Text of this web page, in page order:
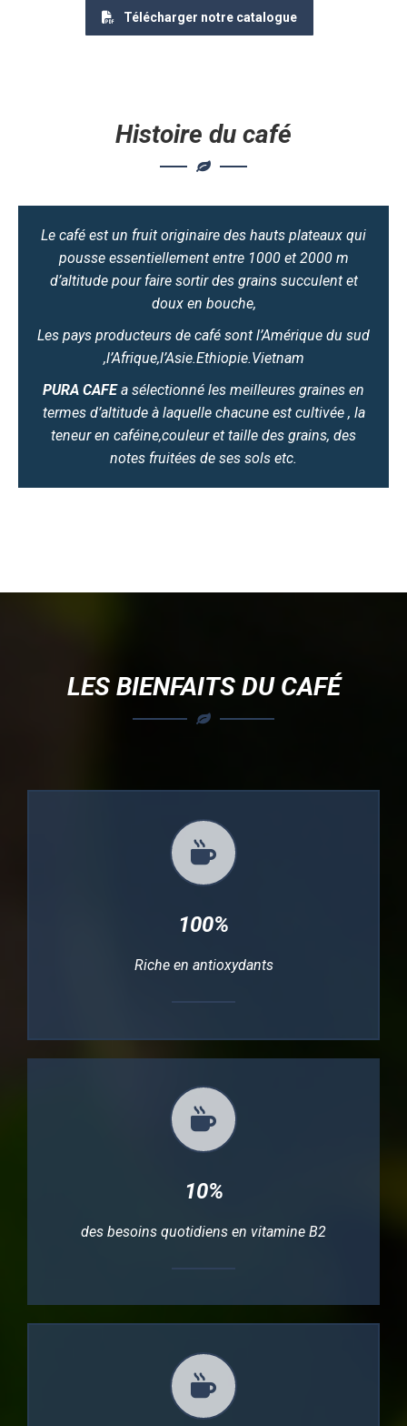
Télécharger notre catalogue
Histoire du café
Le café est un fruit originaire des hauts plateaux qui
pousse essentiellement entre 1000 et 2000 m
d’altitude pour faire sortir des grains succulent et
doux en bouche,
Les pays producteurs de café sont l’Amérique du sud
,l’Afrique,l’Asie.Ethiopie.Vietnam
PURA CAFEa sélectionné les meilleures graines en
termes d’altitude à laquelle chacune est cultivée , la
teneur en caféine,couleur et taille des grains, des
notes fruitées de ses sols etc.
LES BIENFAITS DU CAFÉ
100%
Riche en antioxydants
10%
des besoins quotidiens en vitamine B2